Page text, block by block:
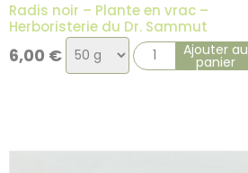
Radis noir – Plante en vrac –
Herboristerie du Dr. Sammut
6,00 € Choix
de
Ajouter au
panier